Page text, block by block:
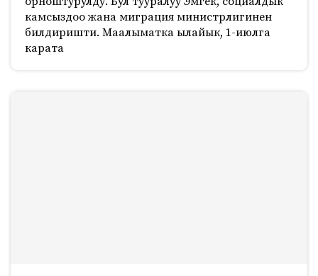
камсыздоо жана миграция министрлигинен
билдиришти. Маалыматка ылайык, 1-июлга
карата